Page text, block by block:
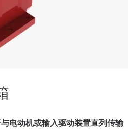
电动机或输入驱动装置直列传输